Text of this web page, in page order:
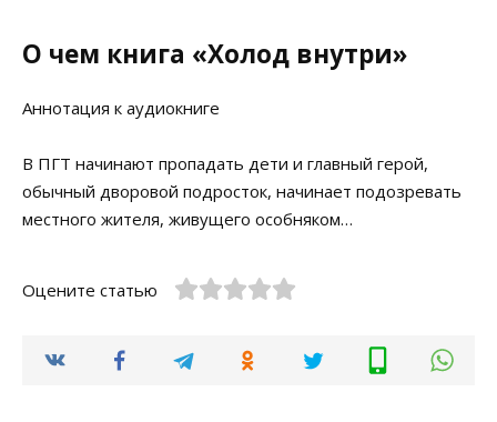
О чем книга «Холод внутри»
Аннотация к аудиокниге
В ПГТ начинают пропадать дети и главный герой,
обычный дворовой подросток, начинает подозревать
местного жителя, живущего особняком…
Оцените статью